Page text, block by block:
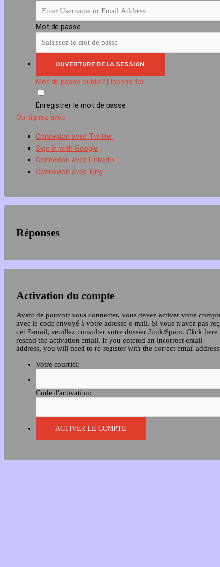
Mot de passe :
Mot de passe oublié? Inscris-toi
Enregistrer le mot de passe
Ou signez avec
Connexion avec Twitter
Sign in with Google
Connexion avec Linkedin
Connexion avec Xing
Réponses
Activation du compte
Avant de pouvoir vous connecter, vous devez activer votre
avec le code envoyé à votre adresse e-mail. Si vous n'avez pas
cet E-mail, veuillez consulter votre dossier Junk/Spam. Click here
resend the activation email. If you entered an incorrect email
address, you will need to re-register with the correct email
Votre courriel:
Code d'activation: